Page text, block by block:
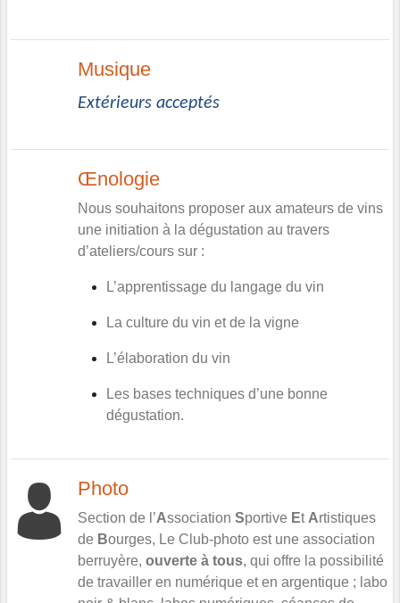
Musique
Extérieurs acceptés
Œnologie
Nous souhaitons proposer aux amateurs de vins
une initiation à la dégustation au travers
d’ateliers/cours sur :
L’apprentissage du langage du vin
La culture du vin et de la vigne
L’élaboration du vin
Les bases techniques d’une bonne
dégustation.
Photo
Section de l’Association Sportive Et Artistiques
de Bourges, Le Club-photo est une association
berruyère, ouverte à tous, qui offre la possibilité
de travailler en numérique et en argentique ; labo